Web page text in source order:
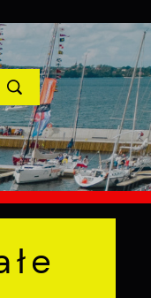
KONTAKT
NASTĘPNY